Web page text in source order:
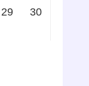
29
30